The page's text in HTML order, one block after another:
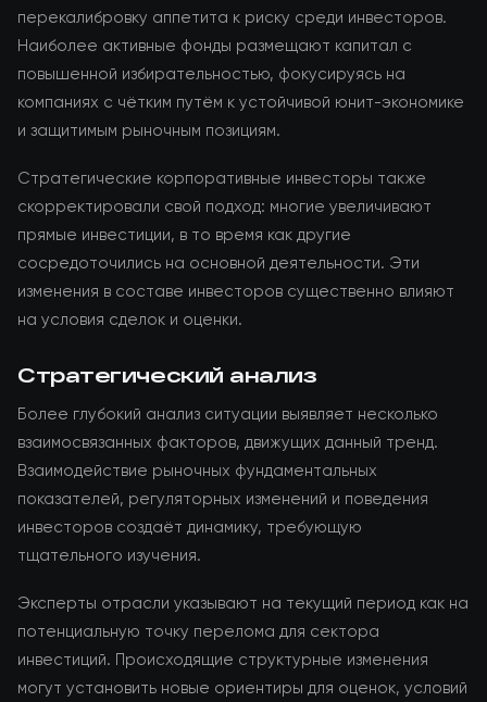
перекалибровку аппетита к риску среди инвесторов.
Наиболее активные фонды размещают капитал с
повышенной избирательностью, фокусируясь на
компаниях с чётким путём к устойчивой юнит-экономике
и защитимым рыночным позициям.
Стратегические корпоративные инвесторы также
скорректировали свой подход: многие увеличивают
прямые инвестиции, в то время как другие
сосредоточились на основной деятельности. Эти
изменения в составе инвесторов существенно влияют
на условия сделок и оценки.
Стратегический анализ
Более глубокий анализ ситуации выявляет несколько
взаимосвязанных факторов, движущих данный тренд.
Взаимодействие рыночных фундаментальных
показателей, регуляторных изменений и поведения
инвесторов создаёт динамику, требующую
тщательного изучения.
Эксперты отрасли указывают на текущий период как на
потенциальную точку перелома для сектора
инвестиций. Происходящие структурные изменения
могут установить новые ориентиры для оценок, условий